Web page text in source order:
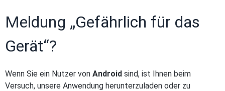
Meldung „Gefährlich für das
Gerät“?
Wenn Sie ein Nutzer von Android sind, ist Ihnen beim
Versuch, unsere Anwendung herunterzuladen oder zu